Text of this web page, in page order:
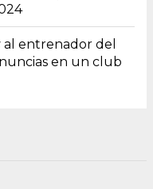
entrenador del
en un club